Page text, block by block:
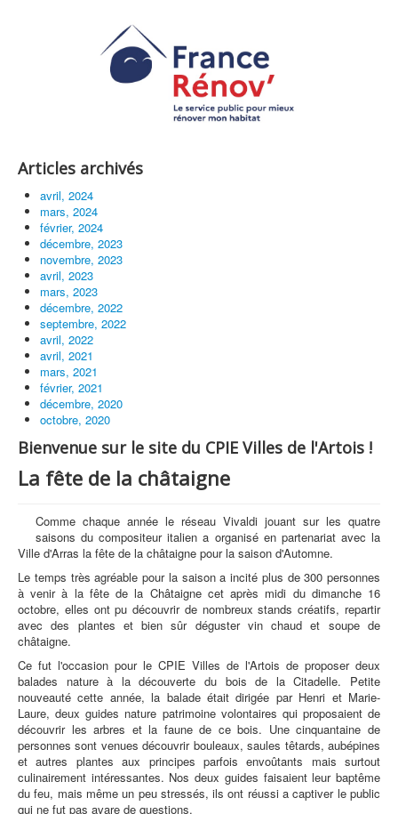
Articles archivés
avril, 2024
mars, 2024
février, 2024
décembre, 2023
novembre, 2023
avril, 2023
mars, 2023
décembre, 2022
septembre, 2022
avril, 2022
avril, 2021
mars, 2021
février, 2021
décembre, 2020
octobre, 2020
Bienvenue sur le site du CPIE Villes de l'Artois !
La fête de la châtaigne
Comme chaque année le réseau Vivaldi jouant sur les quatre
saisons du compositeur italien a organisé en partenariat avec la
Ville d'Arras la fête de la châtaigne pour la saison d'Automne.
Le temps très agréable pour la saison a incité plus de 300 personnes
à venir à la fête de la Châtaigne cet après midi du dimanche 16
octobre, elles ont pu découvrir de nombreux stands créatifs, repartir
avec des plantes et bien sûr déguster vin chaud et soupe de
châtaigne.
Ce fut l'occasion pour le CPIE Villes de l'Artois de proposer deux
balades nature à la découverte du bois de la Citadelle. Petite
nouveauté cette année, la balade était dirigée par Henri et Marie-
Laure, deux guides nature patrimoine volontaires qui proposaient de
découvrir les arbres et la faune de ce bois. Une cinquantaine de
personnes sont venues découvrir bouleaux, saules têtards, aubépines
et autres plantes aux principes parfois envoûtants mais surtout
culinairement intéressantes. Nos deux guides faisaient leur baptême
du feu, mais même un peu stressés, ils ont réussi a captiver le public
qui ne fut pas avare de questions.